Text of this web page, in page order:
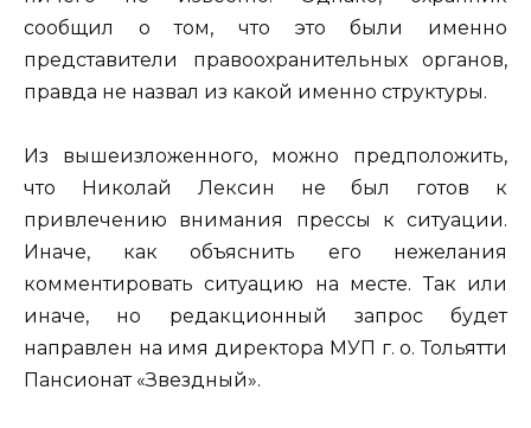
сообщил о том, что это были именно
представители правоохранительных органов,
правда не назвал из какой именно структуры.
Из вышеизложенного, можно предположить,
что Николай Лексин не был готов к
привлечению внимания прессы к ситуации.
Иначе, как объяснить его нежелания
комментировать ситуацию на месте. Так или
иначе, но редакционный запрос будет
направлен на имя директора МУП г. о. Тольятти
Пансионат «Звездный».